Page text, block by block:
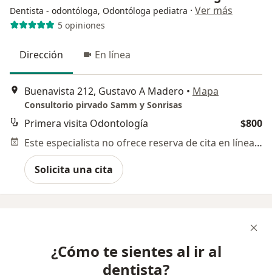
Dentista - odontóloga, Odontóloga pediatra · Ver más
5 opiniones
Dirección En línea
Buenavista 212, Gustavo A Madero • Mapa
Consultorio pirvado Samm y Sonrisas
Primera visita Odontología
$800
Este especialista no ofrece reserva de cita en línea en esta dirección.
Solicita una cita
¿Cómo te sientes al ir al
dentista?